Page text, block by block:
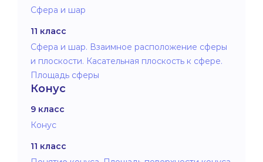
Сфера и шар
11 класс
Сфера и шар. Взаимное расположение сферы
и плоскости. Касательная плоскость к сфере.
Площадь сферы
Конус
9 класс
Конус
11 класс